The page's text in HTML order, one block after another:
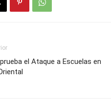
el Ataque a Escuelas en